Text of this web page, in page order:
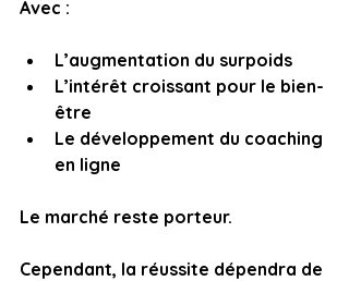
Avec :
L’augmentation du surpoids
L’intérêt croissant pour le bien-
être
Le développement du coaching
en ligne
Le marché reste porteur.
Cependant, la réussite dépendra de